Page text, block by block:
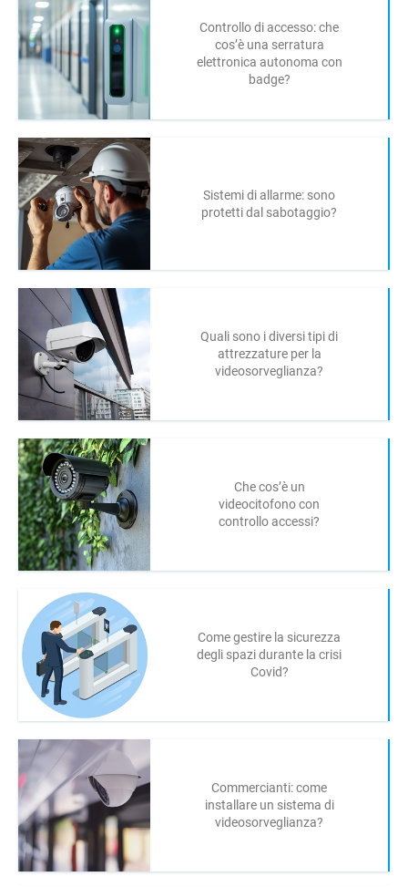
Controllo di accesso: che
cos’è una serratura
elettronica autonoma con
badge?
Sistemi di allarme: sono
protetti dal sabotaggio?
Quali sono i diversi tipi di
attrezzature per la
videosorveglianza?
Che cos’è un
videocitofono con
controllo accessi?
Come gestire la sicurezza
degli spazi durante la crisi
Covid?
Commercianti: come
installare un sistema di
videosorveglianza?